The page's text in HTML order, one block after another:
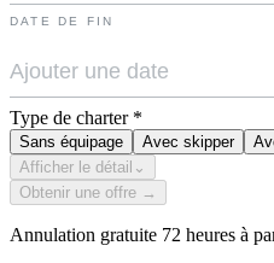
DATE DE FIN
Type de charter *
Sans équipage Avec skipper
Afficher le détail ⌄
Obtenir une offre →
Annulation gratuite 72 heures à